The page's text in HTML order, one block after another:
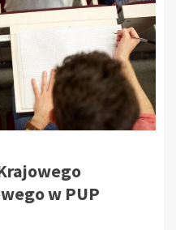
w PUP